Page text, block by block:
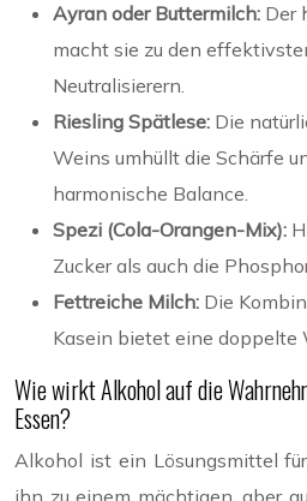
Ayran oder Buttermilch: Der
macht sie zu den
Neutralisierern.
Riesling Spätlese: Die
Weins umhüllt die Schärfe
harmonische Balance.
Spezi (Cola-Orangen-Mix):
Zucker als auch die
Fettreiche Milch: Die
Kasein bietet eine doppelte
Wie wirkt Alkohol auf die
Essen?
Alkohol ist ein Lösungsmittel